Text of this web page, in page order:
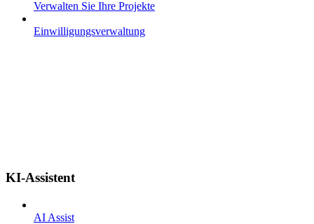
Verwalten Sie Ihre Projekte
Einwilligungsverwaltung
KI-Assistent
AI Assist